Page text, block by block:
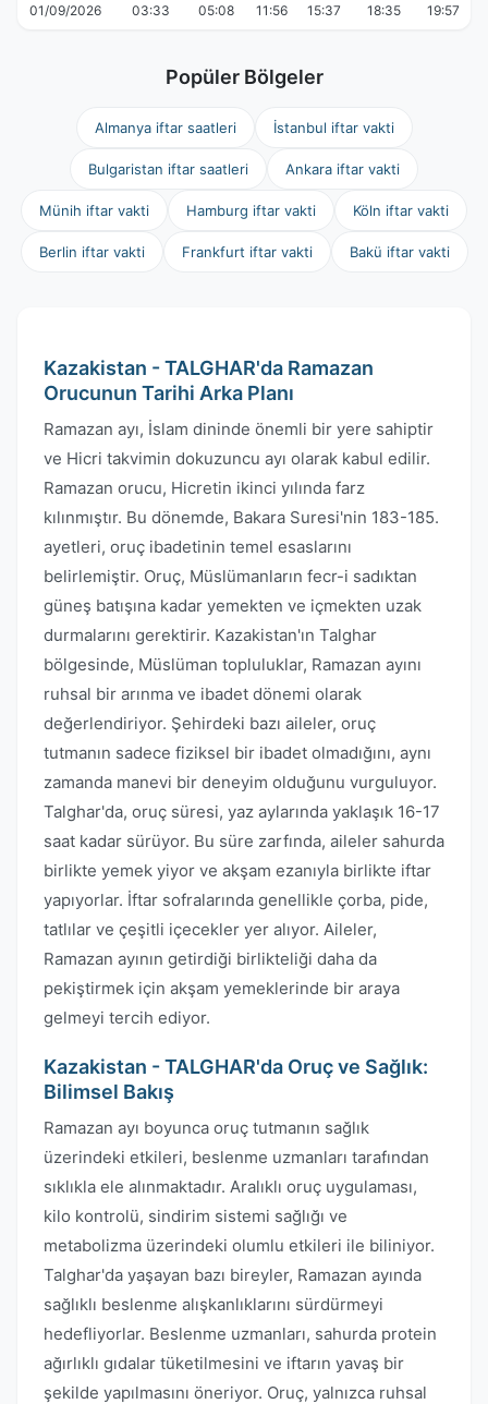
01/09/2026 03:33 05:08 11:56 15:37 18:35 19:57
Popüler Bölgeler
Almanya iftar saatleri İstanbul iftar vakti
Bulgaristan iftar saatleri Ankara iftar vakti
Münih iftar vakti Hamburg iftar vakti Köln iftar vakti
Berlin iftar vakti Frankfurt iftar vakti Bakü iftar vakti
Kazakistan - TALGHAR'da Ramazan
Orucunun Tarihi Arka Planı
Ramazan ayı, İslam dininde önemli bir yere sahiptir
ve Hicri takvimin dokuzuncu ayı olarak kabul edilir.
Ramazan orucu, Hicretin ikinci yılında farz
kılınmıştır. Bu dönemde, Bakara Suresi'nin 183-185.
ayetleri, oruç ibadetinin temel esaslarını
belirlemiştir. Oruç, Müslümanların fecr-i sadıktan
güneş batışına kadar yemekten ve içmekten uzak
durmalarını gerektirir. Kazakistan'ın Talghar
bölgesinde, Müslüman topluluklar, Ramazan ayını
ruhsal bir arınma ve ibadet dönemi olarak
değerlendiriyor. Şehirdeki bazı aileler, oruç
tutmanın sadece fiziksel bir ibadet olmadığını, aynı
zamanda manevi bir deneyim olduğunu vurguluyor.
Talghar'da, oruç süresi, yaz aylarında yaklaşık 16-17
saat kadar sürüyor. Bu süre zarfında, aileler sahurda
birlikte yemek yiyor ve akşam ezanıyla birlikte iftar
yapıyorlar. İftar sofralarında genellikle çorba, pide,
tatlılar ve çeşitli içecekler yer alıyor. Aileler,
Ramazan ayının getirdiği birlikteliği daha da
pekiştirmek için akşam yemeklerinde bir araya
gelmeyi tercih ediyor.
Kazakistan - TALGHAR'da Oruç ve Sağlık:
Bilimsel Bakış
Ramazan ayı boyunca oruç tutmanın sağlık
üzerindeki etkileri, beslenme uzmanları tarafından
sıklıkla ele alınmaktadır. Aralıklı oruç uygulaması,
kilo kontrolü, sindirim sistemi sağlığı ve
metabolizma üzerindeki olumlu etkileri ile biliniyor.
Talghar'da yaşayan bazı bireyler, Ramazan ayında
sağlıklı beslenme alışkanlıklarını sürdürmeyi
hedefliyorlar. Beslenme uzmanları, sahurda protein
ağırlıklı gıdalar tüketilmesini ve iftarın yavaş bir
şekilde yapılmasını öneriyor. Oruç, yalnızca ruhsal